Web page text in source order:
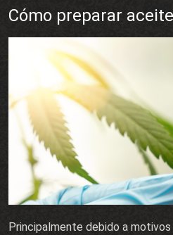
Cómo preparar
Principalmente debido a